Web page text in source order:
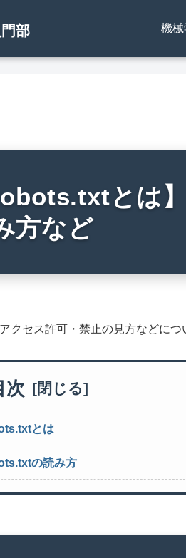
部 機
とは
方など
クセス許可・禁止の見方などに
次
とは
の読み方